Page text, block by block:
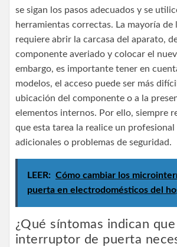
se sigan los pasos adecuados y se
herramientas correctas. La mayoría de
requiere abrir la carcasa del aparato,
componente averiado y colocar el
embargo, es importante tener en
modelos, el acceso puede ser más
ubicación del componente o a la
elementos internos. Por ello, siempre
que esta tarea la realice un
adicionales o problemas de seguridad.
LEER: Cómo cambiar los
puerta en electrodomésticos del
¿Qué síntomas indican que
interruptor de puerta